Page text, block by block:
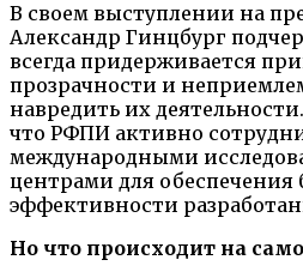
В своем выступлении на
Александр Гинцбург
всегда придерживается
прозрачности и
навредить их
что РФПИ активно
международными
центрами для обеспечения
эффективности
Но что происходит на